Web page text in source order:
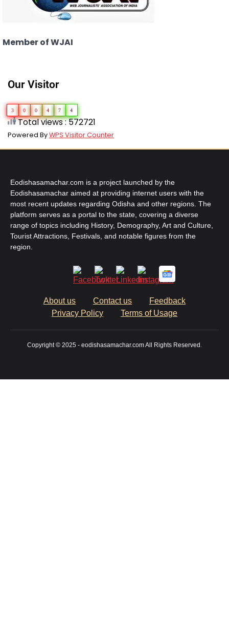
Member of WJAI
Our Visitor
3 0 0 4 7 4
Total views : 572721
Powered ByWPS Visitor Counter
Eodishasamachar.com is a project launched by the
Eodishasamachar aimed at providing internet users with the
most recent updates regarding Odisha and other regions. The
platform serves as a portal to the state, covering a diverse
range of topics including History, Demography, Art and Culture,
Tourist Attractions, Festivals, and notable figures from the
region.
About us Contact us
Feedback
Privacy Policy
Terms of Usage
Copyright © 2025 - eodishasamachar.com All Rights Reserved.